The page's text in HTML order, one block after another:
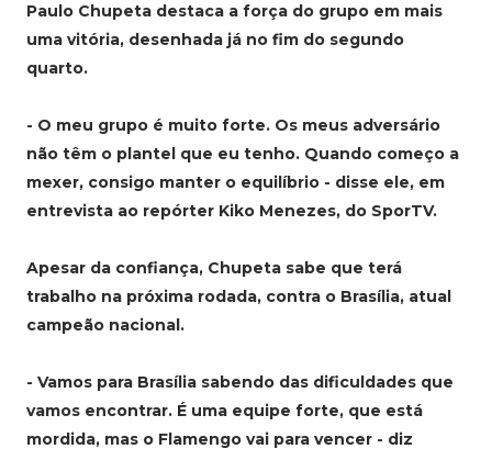
Paulo Chupeta destaca a força do grupo em mais
uma vitória, desenhada já no fim do segundo
quarto.
- O meu grupo é muito forte. Os meus adversário
não têm o plantel que eu tenho. Quando começo a
mexer, consigo manter o equilíbrio - disse ele, em
entrevista ao repórter Kiko Menezes, do SporTV.
Apesar da confiança, Chupeta sabe que terá
trabalho na próxima rodada, contra o Brasília, atual
campeão nacional.
- Vamos para Brasília sabendo das dificuldades que
vamos encontrar. É uma equipe forte, que está
mordida, mas o Flamengo vai para vencer - diz